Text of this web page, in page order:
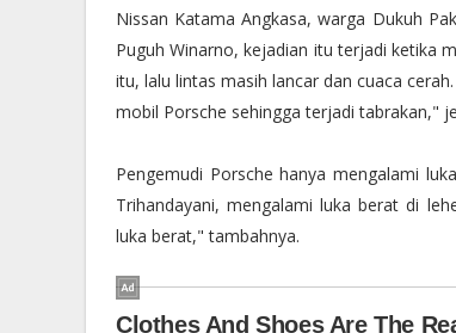
Nissan Katama Angkasa, warga Dukuh
Puguh Winarno, kejadian itu terjadi ketika
itu, lalu lintas masih lancar dan cuaca
mobil Porsche sehingga terjadi tabrakan,"
Pengemudi Porsche hanya mengalami
Trihandayani, mengalami luka berat di
luka berat," tambahnya.